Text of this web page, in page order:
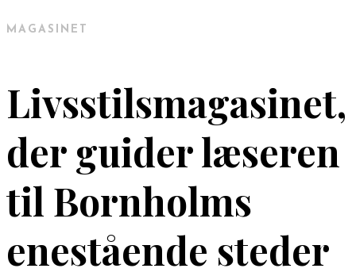
MAGASINET
Livsstilsmagasinet,
der guider læseren
til Bornholms
enestående steder